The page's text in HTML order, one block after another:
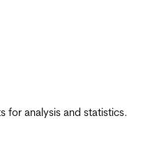
for analysis and statistics.